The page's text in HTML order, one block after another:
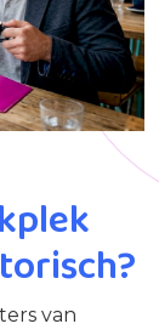
van